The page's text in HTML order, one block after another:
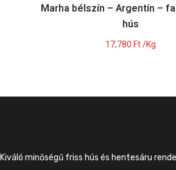
Marha bélszín – Argentín –
hús
17,780Ft/Kg
Kiváló minőségű friss hús és hentesáru